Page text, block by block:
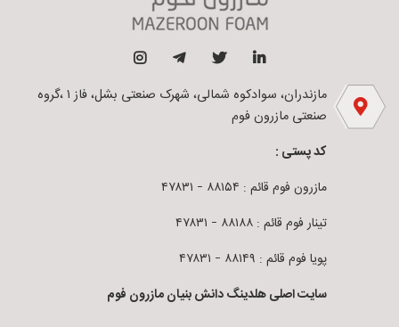
مازندران، سوادکوه شمالی، شهرک صنعتی بشل، فاز ۱ ،گروه
صنعتی مازرون فوم
کد پستی :
مازرون فوم قائم : ۸۸۱۵۴ – ۴۷۸۳۱
تینار فوم قائم : ۸۸۱۸۸ – ۴۷۸۳۱
پویا فوم قائم : ۸۸۱۴۹ – ۴۷۸۳۱
سایت اصلی هلدینگ دانش بنیان مازرون فوم